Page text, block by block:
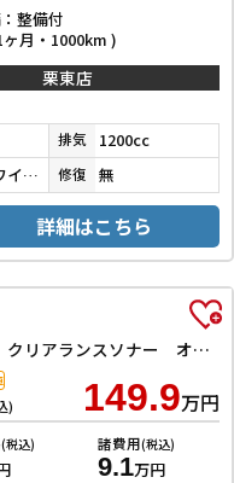
整備付
月・1000km )
栗東店
排気 1200cc
ピュアホワイトパール／ミネラルグレーメタリック 修復 無
詳細はこちら
G クロムベンチャー バックカメラ クリアランスソナー オートクルーズコントロール 衝突被害軽減システム オートライト スマートキー アイドリングストップ 電動格納ミラー シートヒーター サンルーフ CVT ESC
) 149.9万円
(税込) 諸費用(税込)
9.1万円